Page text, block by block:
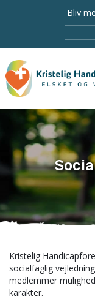
Bliv
Kristelig
socialfaglig
medlemmer
karakter.